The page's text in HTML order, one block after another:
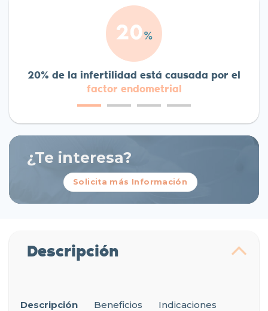
20% de la infertilidad está causada por el
factor endometrial
¿Te interesa?
Solicita más Información
Descripción
Descripción Beneficios Indicaciones